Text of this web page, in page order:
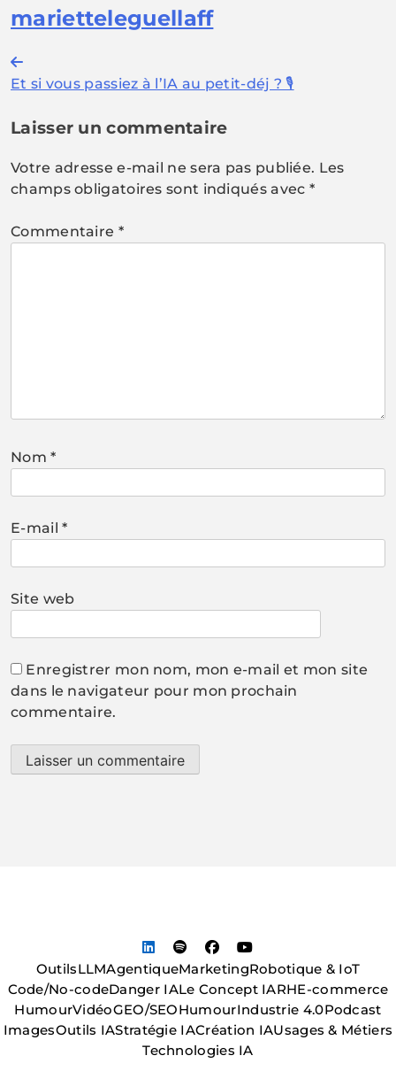
marietteleguellaff
Navigation
de
l’article
Et si vous passiez à l’IA au petit-déj ? 🎙️
Laisser un commentaire
Votre adresse e-mail ne sera pas publiée. Les
champs obligatoires sont indiqués avec *
Commentaire *
Nom*
E-mail*
Site web
Enregistrer mon nom, mon e-mail et mon site
dans le navigateur pour mon prochain
commentaire.
OutilsLLMAgentiqueMarketingRobotique & IoT
Code/No-codeDanger IALe Concept IARHE-commerce
HumourVidéoGEO/SEOHumourIndustrie 4.0Podcast
ImagesOutils IAStratégie IACréation IAUsages & Métiers
Technologies IA